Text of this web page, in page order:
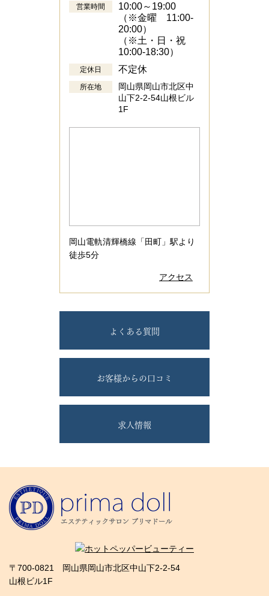
営業時間
10:00～19:00
（※金曜 11:00-
20:00）
（※土・日・祝
10:00-18:30）
定休日 不定休
所在地
岡山県岡山市北区中
山下2-2-54山根ビル
1F
岡山電軌清輝橋線「田町」駅より
徒歩5分
アクセス
よくある質問
お客様からの口コミ
求人情報
〒700-0821 岡山県岡山市北区中山下2-2-54
山根ビル1F